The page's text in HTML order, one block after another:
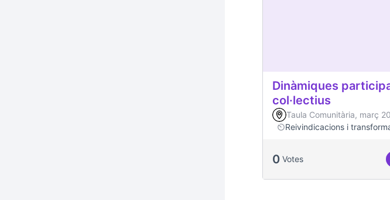
Dinàmiques
col·lectius
Taula Comunitària, març
Reivindicacions i
0 Votes